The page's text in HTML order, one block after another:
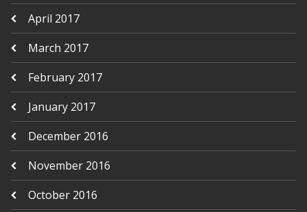
April 2017
March 2017
February 2017
January 2017
December 2016
November 2016
October 2016